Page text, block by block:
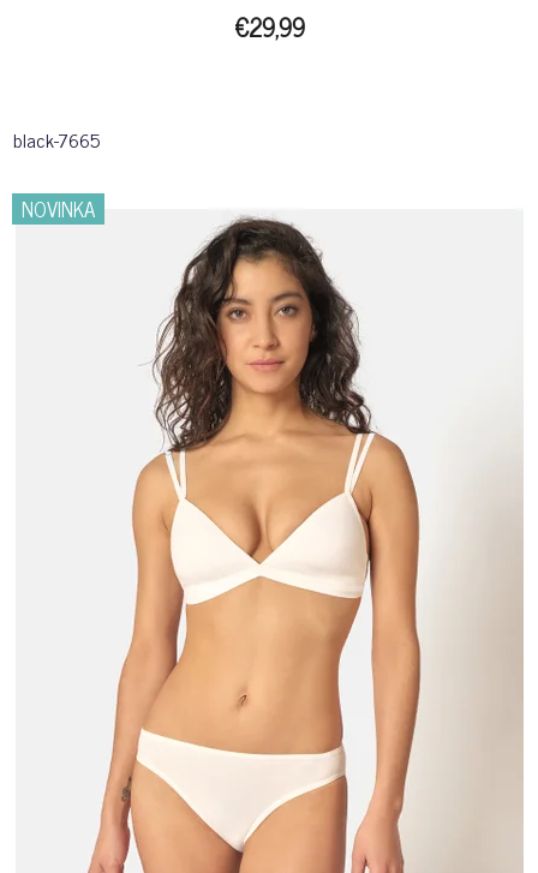
€29,99
black-7665
NOVINKA